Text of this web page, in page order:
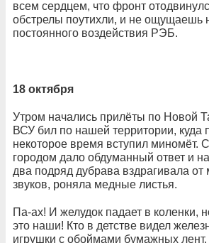
всем сердцем, что фронт
обстрелы поутихли, и не ощущаешь
постоянного воздействия РЭБ.
18 октября
Утром начались прилёты по Новой
ВСУ бил по нашей территории, куда
некоторое время вступил миномёт.
городом дало обдуманный ответ и
два подряд дубрава вздрагивала
звуков, роняла медные листья.
Па-ах! И желудок падает в коленки,
это наши! Кто в детстве видел
игрушки с обоймами бумажных